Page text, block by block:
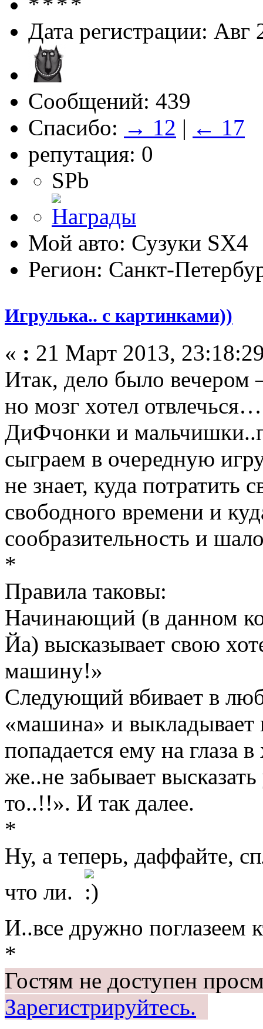
Дата регистрации: Авг
Сообщений: 439
Спасибо: → 12 | ← 17
репутация: 0
SPb
Мой авто: Сузуки SХ4
Регион: Санкт-
Игрулька.. с картинками))
« : 21 Март 2013,
Итак, дело было вечером
но мозг хотел отвлечься…
ДиФчонки и
сыграем в очередную
не знает, куда потратить
свободного времени и
сообразительность и
*
Правила таковы:
Начинающий (в данном
Йа) высказывает свою
машину!»
Следующий вбивает в
«машина» и выкладывает
попадается ему на глаза
же..не забывает
то..!!». И так далее.
*
Ну, а теперь, даффайте,
что ли.
И..все дружно поглазеем
*
Гостям не доступен
Зарегистрируйтесь.